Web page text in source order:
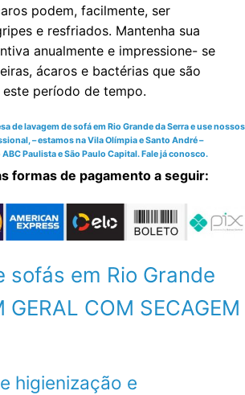
podem, facilmente, ser
e resfriados. Mantenha sua
anualmente e impressione- se
ácaros e bactérias que são
período de tempo.
de lavagem de sofá em Rio Grande da Serra e use nossos
– estamos na Vila Olímpia e Santo André –
Paulista e São Paulo Capital. Fale já conosco.
formas de pagamento a seguir:
sofás em Rio Grande
COM SECAGEM
higienização e